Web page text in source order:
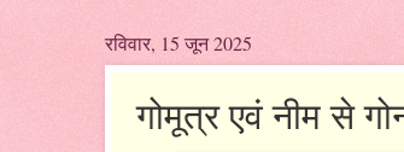
रविवार, 15 जून 2025
गोमूत्र एवं नीम से